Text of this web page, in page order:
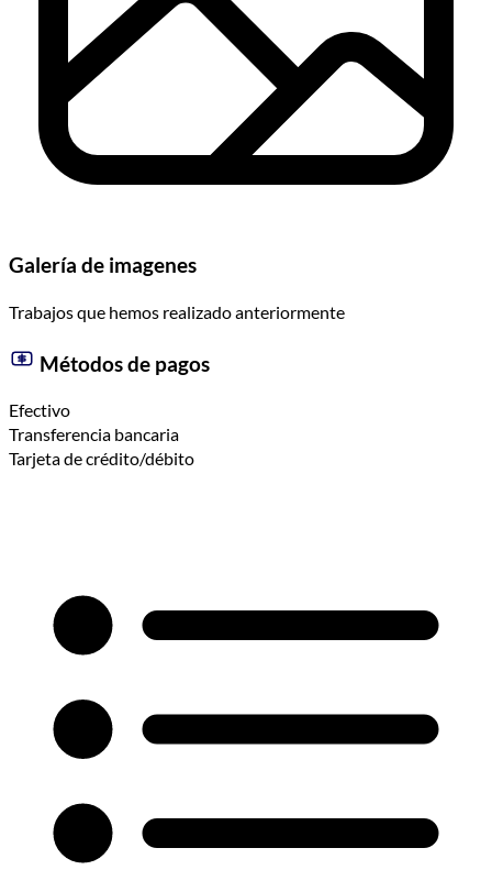
Galería de imagenes
Trabajos que hemos realizado anteriormente
Métodos de pagos
Efectivo
Transferencia bancaria
Tarjeta de crédito/débito